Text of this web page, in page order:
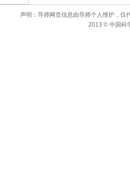
声明：导师网页信息由导师个人维护，仅
2013 © 中国科